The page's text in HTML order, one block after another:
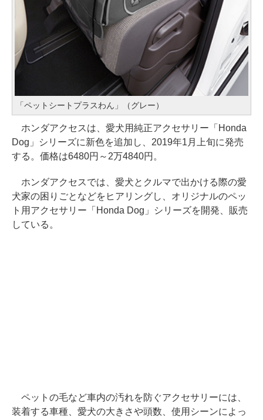
「ペットシートプラスわん」（グレー）
ホンダアクセスは、愛犬用純正アクセサリー「Honda
Dog」シリーズに新色を追加し、2019年1月上旬に発売
する。価格は6480円～2万4840円。
ホンダアクセスでは、愛犬とクルマで出かける際の愛
犬家の困りごとなどをヒアリングし、オリジナルのペッ
ト用アクセサリー「Honda Dog」シリーズを開発、販売
している。
ペットの毛など車内の汚れを防ぐアクセサリーには、
装着する車種、愛犬の大きさや頭数、使用シーンによっ